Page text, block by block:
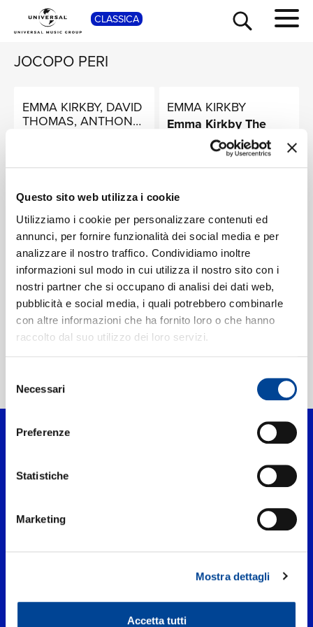
Questo sito web utilizza i cookie
Utilizziamo i cookie per personalizzare contenuti ed
annunci, per fornire funzionalità dei social media e per
analizzare il nostro traffico. Condividiamo inoltre
informazioni sul modo in cui utilizza il nostro sito con i
nostri partner che si occupano di analisi dei dati web,
pubblicità e social media, i quali potrebbero combinarle
con altre informazioni che ha fornito loro o che hanno
raccolto dal suo utilizzo dei loro servizi.
del
consenso
Necessari
Preferenze
Statistiche
Marketing
Mostra dettagli
Accetta tutti
CLASSICA
JOCOPO PERI
EMMA KIRKBY, DAVID
THOMAS, ANTHONY
EMMA KIRKBY
Emma Kirkby The
Complete Recitals
EMMA KIRKBY, DAVID
THOMAS, ANTHONY
ROOLEY
Pastoral Dialogues -
Robert Jones, John
Dowland, Robert
Johnson, William
Lawes, Sigismondo
D'India
AUSTRALIAN ELOQUENCE DIGITAL
Digitale
UNIVERSAL MUSIC ITALIA s.r.l. (Società con unico socio) | Via
P.IVA IT03802730154 Iscritta al REA di Milano con il numero
966135 in data 29/06/1977Capitale sociale Euro 2.000.000
SHOP
NEWS
RICERCA
CHI SIAMO
CONTATTI